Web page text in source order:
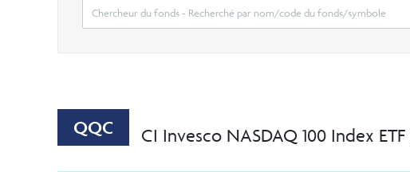
QQC CI Invesco NASDAQ 100 Index ETF